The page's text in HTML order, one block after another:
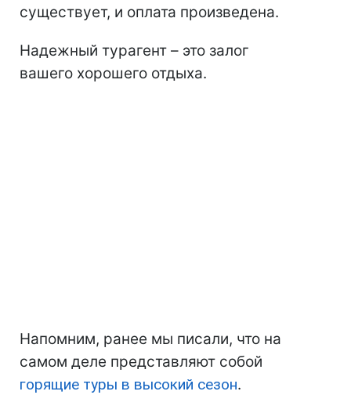
существует, и оплата произведена.
Надежный турагент – это залог
вашего хорошего отдыха.
Напомним, ранее мы писали, что на
самом деле представляют собой
горящие туры в высокий сезон.